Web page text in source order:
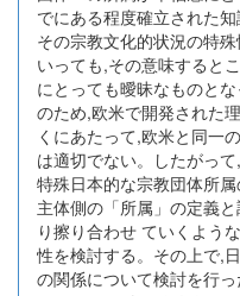
でにある程度確立された
その宗教文化的状況の特
いっても,その意味すると
にとっても曖昧なものと
のため,欧米で開発された
くにあたって,欧米と同一
は適切でない。したがっ
特殊日本的な宗教団体所
主体側の「所属」の定義
り擦り合わせ ていくよう
性を検討する。その上で,
の関係について検討を行